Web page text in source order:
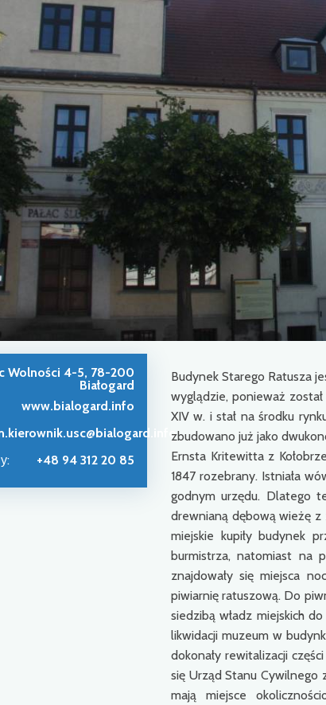
Wolności 4-5, 78-200
Białogard
www.bialogard.info
+48 94 312 20 85
Budynek Starego Ratusza
wyglądzie, ponieważ
XIV w. i stał na środku
zbudowano już jako
Ernsta Kritewitta z
1847 rozebrany. Istniała
godnym urzędu. Dlatego
drewnianą dębową wieżę z
miejskie kupiły budynek
burmistrza, natomiast na
znajdowały się miejsca
piwiarnię ratuszową. Do
siedzibą władz miejskich
likwidacji muzeum w
dokonały rewitalizacji
się Urząd Stanu Cywilnego
mają miejsce